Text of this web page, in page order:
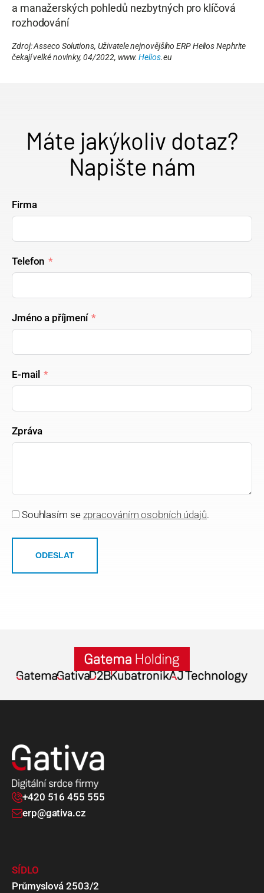
a manažerských pohledů nezbytných pro klíčová
rozhodování
Zdroj: Asseco Solutions, Uživatele nejnovějšího ERP Helios Nephrite
čekají velké novinky, 04/2022, www.Helios.eu
Máte jakýkoliv dotaz?
Napište nám
Firma
Telefon
Jméno a příjmení
E-mail
Zpráva
Souhlasím se zpracováním osobních údajů.
ODESLAT
+420 516 455 555
erp@gativa.cz
SÍDLO
Průmyslová 2503/2